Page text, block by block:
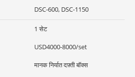
DSC-600, DSC-1150
1 सेट
USD4000-8000/set
मानक निर्यात दफ़्ती बॉक्स